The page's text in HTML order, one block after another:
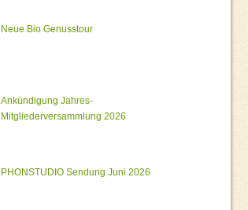
Neue Bio Genusstour
Ankündigung Jahres-
Mitgliederversammlung 2026
PHONSTUDIO Sendung Juni 2026